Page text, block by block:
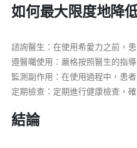
如何最大限度地降
諮詢醫生：在使用希愛力之前，
遵醫囑使用：嚴格按照醫生的指
監測副作用：在使用過程中，患
定期檢查：定期進行健康檢查，
結論